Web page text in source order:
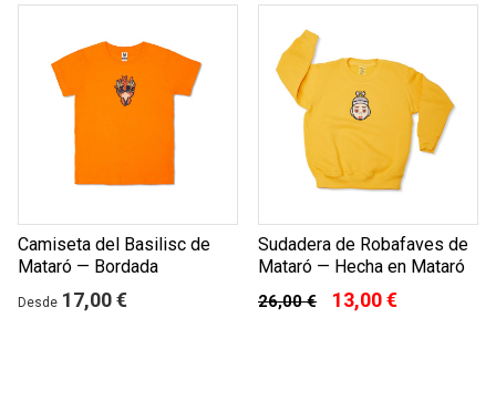
Camiseta del Basilisc de
Mataró — Bordada
Desde 17,00 €
Sudadera de Robafaves de
Mataró — Hecha en Mataró
26,00 € 13,00 €